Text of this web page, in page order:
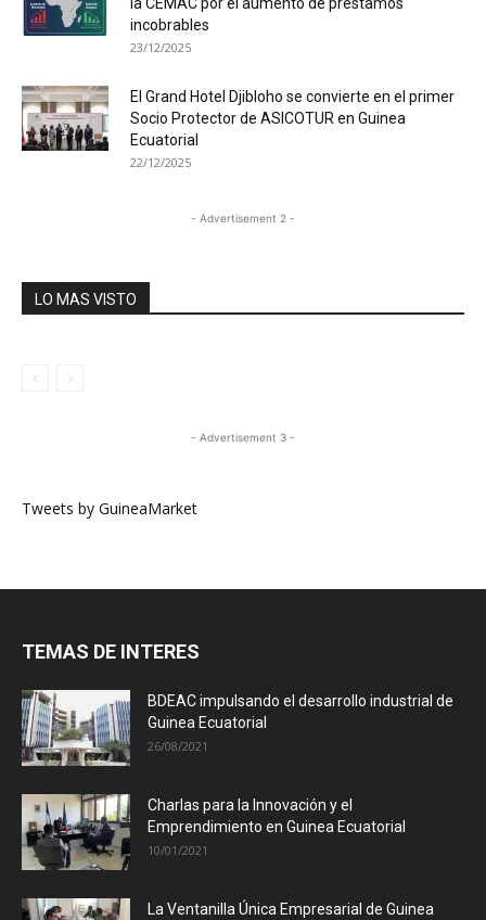
la CEMAC por el aumento de préstamos
incobrables
23/12/2025
El Grand Hotel Djibloho se convierte en el primer
Socio Protector de ASICOTUR en Guinea
Ecuatorial
22/12/2025
- Advertisement 2 -
LO MAS VISTO
- Advertisement 3 -
Tweets by GuineaMarket
TEMAS DE INTERES
BDEAC impulsando el desarrollo industrial de
Guinea Ecuatorial
26/08/2021
Charlas para la Innovación y el
Emprendimiento en Guinea Ecuatorial
10/01/2021
La Ventanilla Única Empresarial de Guinea